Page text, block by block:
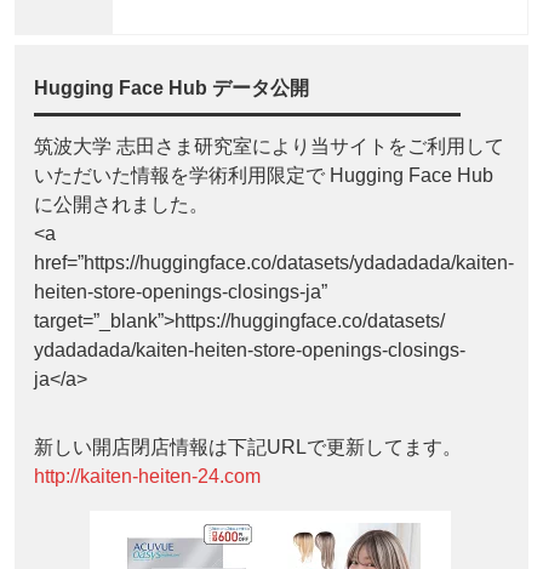
Hugging Face Hub データ公開
筑波大学 志田さま研究室により当サイトをご利用して
いただいた情報を学術利用限定で Hugging Face Hub
に公開されました。
<a
href=”https://huggingface.co/datasets/ydadadada/kaiten-
heiten-store-openings-closings-ja”
target=”_blank”>https://huggingface.co/datasets/
ydadadada/kaiten-heiten-store-openings-closings-
ja</a>
新しい開店閉店情報は下記URLで更新してます。
http://kaiten-heiten-24.com